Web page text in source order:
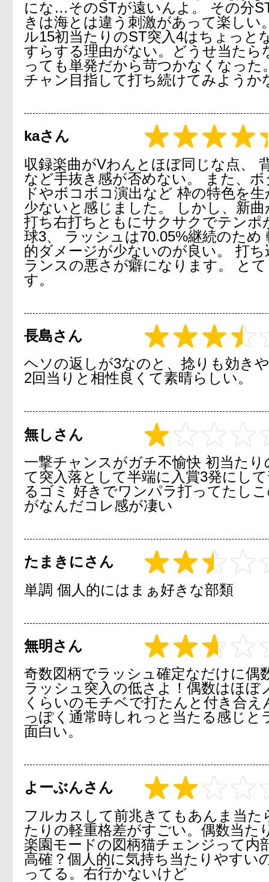
にな…そのSTが遠いんよ。 その分
きは海とは違う刺激があって楽しい
ル15初当たりのST突入4はちょっと
すらする理由がない。どうせ当たら
っても単発だから苛つかなくなった
チャン目指して打ち続けてみようか
kaさん
収録楽曲がVわんとほぼ同じな点、
など手抜き感が否めない。 また、
ドやボコボコ演出など 枠の特色を
少ないと感じました。 しかし、新
打ち右打ちともにサクサクでテンポ
球3、 ラッシュは70.05%継続のため
的ダメージが少ないのが良い。 打
ランスの悪さが癖になります。 と
す。
長島さん
ヘソの返しが3なのと、捻りも効き
2回当りと相性良くて素晴らしい。
無しさん
一撃チャンスがガチ不愉快 初当た
て突入落として半端に入賞3発にし
るゴミ 好きでワンパラ打ってたし
がなんだコレ感が凄い
たまきにさん
単調 個人的にはまぁ好きな部類
無明さん
奇数図柄でラッシュ確定なだけに偶
ラッシュ突入の低さよ！偶数はほぼ
くらいのモチベで打たんと付き合え
っぽく通常時しれっと当たる感じと
面白い。
よーぶんさん
フルカスして前兆きてもあんま当た
たりの軽重格差がすごい。偶数当た
楽園モードの図柄猫チェンジって内
高確？個人的に気持ち当たりやすい
ってる。右行かないけど